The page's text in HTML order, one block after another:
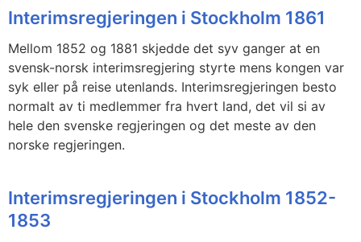
Interimsregjeringen i Stockholm 1861
Mellom 1852 og 1881 skjedde det syv ganger at en
svensk-norsk interimsregjering styrte mens kongen var
syk eller på reise utenlands. Interimsregjeringen besto
normalt av ti medlemmer fra hvert land, det vil si av
hele den svenske regjeringen og det meste av den
norske regjeringen.
Interimsregjeringen i Stockholm 1852-
1853